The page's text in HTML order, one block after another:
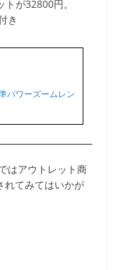
が32800円。
き
パワーズームレン
はアウトレット商
れてみてはいかが